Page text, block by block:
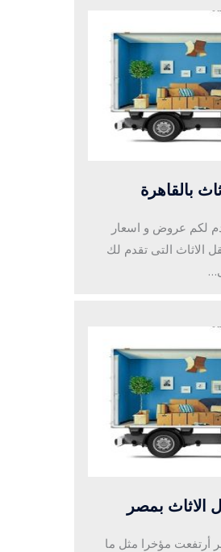
بالقاهرة
لكم عروض و اسعار
الاثاث التى تقدم لك
بمصر
مؤخرا مثل ما